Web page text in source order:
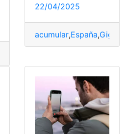
22/04/2025
acumular,España,Gigas